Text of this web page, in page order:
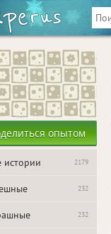
опытом
истории 2179
232
232